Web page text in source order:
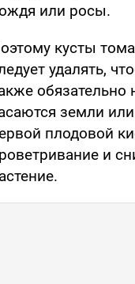
или росы.
кусты
удалять,
обязательно
земли
плодовой
и